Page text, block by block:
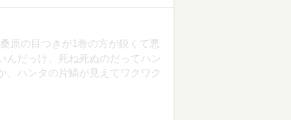
原の目つきが1巻の方が鋭くて悪
んだっけ。死ね死ぬのだってハン
、ハンタの片鱗が見えてワクワク